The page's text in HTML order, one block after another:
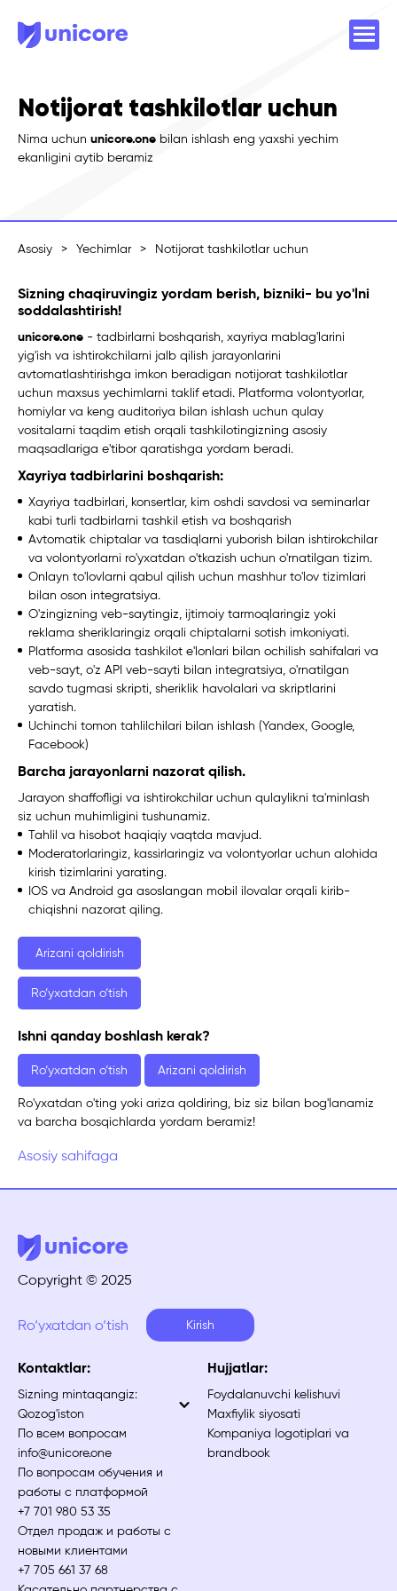
Notijorat tashkilotlar uchun
Nima uchun unicore.one bilan ishlash eng yaxshi yechim
ekanligini aytib beramiz
Asosiy > Yechimlar > Notijorat tashkilotlar uchun
Sizning chaqiruvingiz yordam berish, bizniki- bu yo'lni
soddalashtirish!
unicore.one - tadbirlarni boshqarish, xayriya mablag'larini
yig'ish va ishtirokchilarni jalb qilish jarayonlarini
avtomatlashtirishga imkon beradigan notijorat tashkilotlar
uchun maxsus yechimlarni taklif etadi. Platforma volontyorlar,
homiylar va keng auditoriya bilan ishlash uchun qulay
vositalarni taqdim etish orqali tashkilotingizning asosiy
maqsadlariga e'tibor qaratishga yordam beradi.
Xayriya tadbirlarini boshqarish:
Xayriya tadbirlari, konsertlar, kim oshdi savdosi va seminarlar
kabi turli tadbirlarni tashkil etish va boshqarish
Avtomatik chiptalar va tasdiqlarni yuborish bilan ishtirokchilar
va volontyorlarni ro'yxatdan o'tkazish uchun o'rnatilgan tizim.
Onlayn to'lovlarni qabul qilish uchun mashhur to'lov tizimlari
bilan oson integratsiya.
O'zingizning veb-saytingiz, ijtimoiy tarmoqlaringiz yoki
reklama sheriklaringiz orqali chiptalarni sotish imkoniyati.
Platforma asosida tashkilot e'lonlari bilan ochilish sahifalari va
veb-sayt, o'z API veb-sayti bilan integratsiya, o'rnatilgan
savdo tugmasi skripti, sheriklik havolalari va skriptlarini
yaratish.
Uchinchi tomon tahlilchilari bilan ishlash (Yandex, Google,
Facebook)
Barcha jarayonlarni nazorat qilish.
Jarayon shaffofligi va ishtirokchilar uchun qulaylikni ta'minlash
siz uchun muhimligini tushunamiz.
Tahlil va hisobot haqiqiy vaqtda mavjud.
Moderatorlaringiz, kassirlaringiz va volontyorlar uchun alohida
kirish tizimlarini yarating.
IOS va Android ga asoslangan mobil ilovalar orqali kirib-
chiqishni nazorat qiling.
Arizani qoldirish
Ro‘yxatdan o‘tish
Ishni qanday boshlash kerak?
Ro‘yxatdan o‘tish Arizani qoldirish
Ro'yxatdan o'ting yoki ariza qoldiring, biz siz bilan bog'lanamiz
va barcha bosqichlarda yordam beramiz!
Asosiy sahifaga
Copyright © 2025
Ro‘yxatdan o‘tish Kirish
Kontaktlar:
Sizning mintaqangiz:
Qozog'iston
По всем вопросам
info@unicore.one
По вопросам обучения и
работы с платформой
+7 701 980 53 35
Отдел продаж и работы с
новыми клиентами
+7 705 661 37 68
Hujjatlar:
Foydalanuvchi kelishuvi
Maxfiylik siyosati
Kompaniya logotiplari va
brandbook